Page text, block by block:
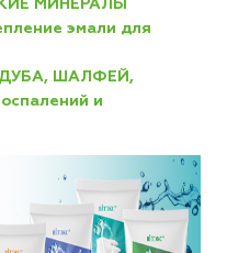
МИНЕРАЛЫ
эмали для
ДУБА, ШАЛФЕЙ,
и